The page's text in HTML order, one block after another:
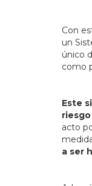
Con
un
único
como
Este
acto
a ser